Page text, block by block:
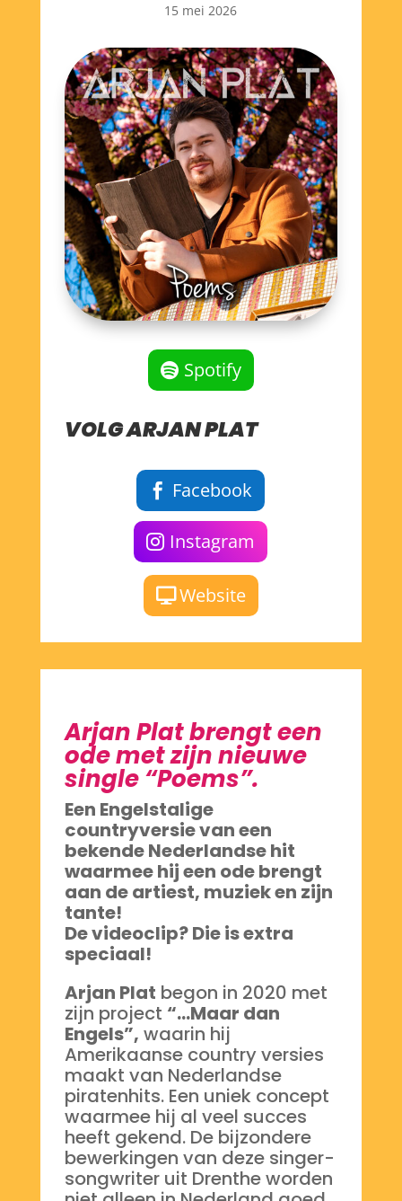
15 mei 2026
Spotify
VOLG ARJAN PLAT
Facebook
Instagram
Website
Arjan Plat brengt een
ode met zijn nieuwe
single“Poems”.
Een Engelstalige
countryversie van een
bekende Nederlandse hit
waarmee hij een ode brengt
aan de artiest, muziek en zijn
tante!
De videoclip? Die is extra
speciaal!
Arjan Plat begon in 2020 met
zijn project “…Maar dan
Engels”, waarin hij
Amerikaanse country versies
maakt van Nederlandse
piratenhits. Een uniek concept
waarmee hij al veel succes
heeft gekend. De bijzondere
bewerkingen van deze singer-
songwriter uit Drenthe worden